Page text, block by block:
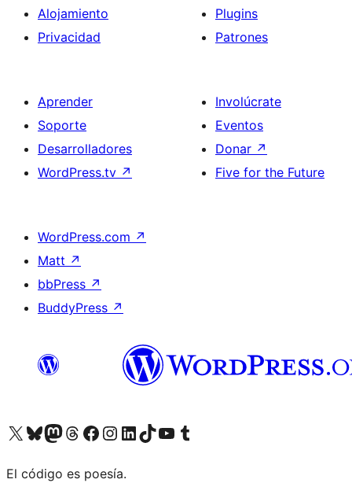
Alojamiento
Privacidad
Plugins
Patrones
Aprender
Soporte
Desarrolladores
WordPress.tv ↗
Involúcrate
Eventos
Donar ↗
Five for the Future
WordPress.com ↗
Matt ↗
bbPress ↗
BuddyPress ↗
Visita nuestra cuenta de X (anteriormente Twitter)
Visita nuestra cuenta de Bluesky
Visita nuestra cuenta de Mastodon
Visita nuestra cuenta de Threads
Visita nuestra página de Facebook
Visita nuestra cuenta de Instagram
Visita nuestra cuenta de LinkedIn
Visita nuestra cuenta de TikTok
Visita nuestro canal de YouTube
Visita nuestra cuenta de Tumblr
El código es poesía.